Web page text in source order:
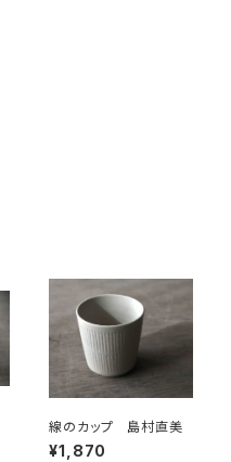
線のカップ 島村直美
¥1,870